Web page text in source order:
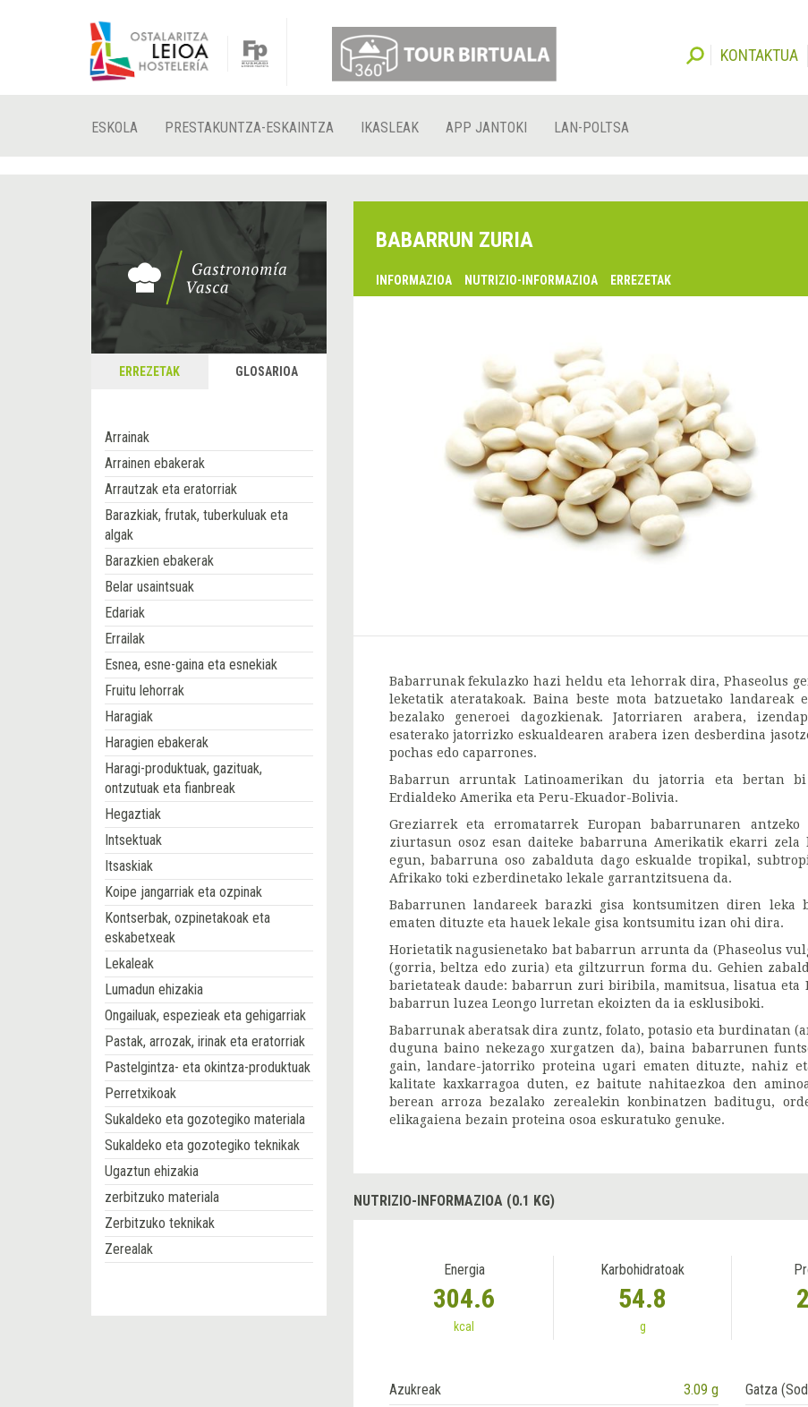
KONTAKTUA
ESKOLA PRESTAKUNTZA-ESKAINTZA IKASLEAK APP JANTOKI LAN-POLTSA
ERREZETAK GLOSARIOA
Arrainak
Arrainen ebakerak
Arrautzak eta eratorriak
Barazkiak, frutak, tuberkuluak eta
algak
Barazkien ebakerak
Belar usaintsuak
Edariak
Errailak
Esnea, esne-gaina eta esnekiak
Fruitu lehorrak
Haragiak
Haragien ebakerak
Haragi-produktuak, gazituak,
ontzutuak eta fianbreak
Hegaztiak
Intsektuak
Itsaskiak
Koipe jangarriak eta ozpinak
Kontserbak, ozpinetakoak eta
eskabetxeak
Lekaleak
Lumadun ehizakia
Ongailuak, espezieak eta gehigarriak
Pastak, arrozak, irinak eta eratorriak
Pastelgintza- eta okintza-produktuak
Perretxikoak
Sukaldeko eta gozotegiko materiala
Sukaldeko eta gozotegiko teknikak
Ugaztun ehizakia
zerbitzuko materiala
Zerbitzuko teknikak
Zerealak
BABARRUN ZURIA
INFORMAZIOA NUTRIZIO-INFORMAZIOA ERREZETAK
Babarrunak fekulazko hazi heldu eta lehorrak dira, Phaseolus
leketatik ateratakoak. Baina beste mota batzuetako landareak
bezalako generoei dagozkienak. Jatorriaren arabera,
esaterako jatorrizko eskualdearen arabera izen desberdina
pochas edo caparrones.
Babarrun arruntak Latinoamerikan du jatorria eta bertan
Erdialdeko Amerika eta Peru-Ekuador-Bolivia.
Greziarrek eta erromatarrek Europan babarrunaren
ziurtasun osoz esan daiteke babarruna Amerikatik ekarri zela
egun, babarruna oso zabalduta dago eskualde tropikal,
Afrikako toki ezberdinetako lekale garrantzitsuena da.
Babarrunen landareek barazki gisa kontsumitzen diren leka
ematen dituzte eta hauek lekale gisa kontsumitu izan ohi dira.
Horietatik nagusienetako bat babarrun arrunta da (Phaseolus
(gorria, beltza edo zuria) eta giltzurrun forma du. Gehien
barietateak daude: babarrun zuri biribila, mamitsua, lisatua eta
babarrun luzea Leongo lurretan ekoizten da ia esklusiboki.
Babarrunak aberatsak dira zuntz, folato, potasio eta burdinatan
duguna baino nekezago xurgatzen da), baina babarrunen
gain, landare-jatorriko proteina ugari ematen dituzte, nahiz
kalitate kaxkarragoa duten, ez baitute nahitaezkoa den
berean arroza bezalako zerealekin konbinatzen baditugu,
elikagaiena bezain proteina osoa eskuratuko genuke.
NUTRIZIO-INFORMAZIOA (0.1 KG)
Energia
304.6
kcal
Karbohidratoak
54.8
g
Azukreak 3.09 g Gatza